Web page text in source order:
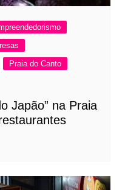
Praia do Canto
Japão” na Praia